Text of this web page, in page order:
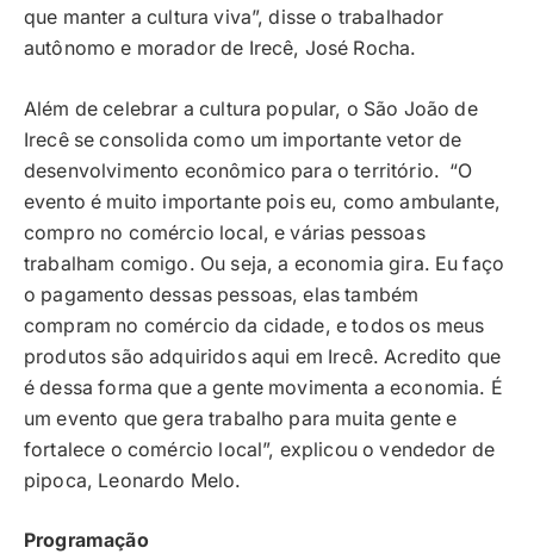
que manter a cultura viva”, disse o trabalhador
autônomo e morador de Irecê, José Rocha.
Além de celebrar a cultura popular, o São João de
Irecê se consolida como um importante vetor de
desenvolvimento econômico para o território. “O
evento é muito importante pois eu, como ambulante,
compro no comércio local, e várias pessoas
trabalham comigo. Ou seja, a economia gira. Eu faço
o pagamento dessas pessoas, elas também
compram no comércio da cidade, e todos os meus
produtos são adquiridos aqui em Irecê. Acredito que
é dessa forma que a gente movimenta a economia. É
um evento que gera trabalho para muita gente e
fortalece o comércio local”, explicou o vendedor de
pipoca, Leonardo Melo.
Programação